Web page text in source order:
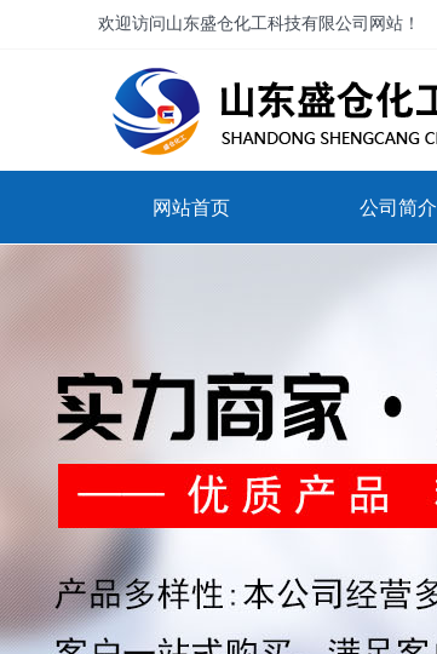
欢迎访问山东盛仓化工科技有限公司网站！
网站首页 公司简介